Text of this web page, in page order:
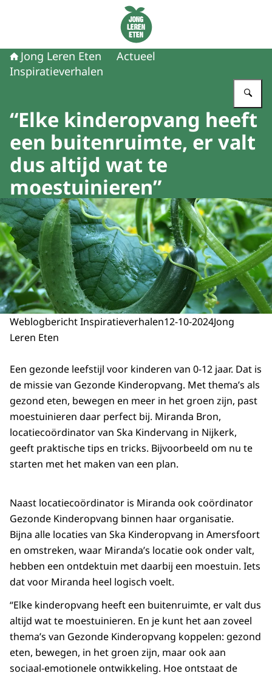
Naar de homepage van Jong Leren Eten
Jong Leren Eten
Actueel
Inspiratieverhalen
“Elke kinderopvang heeft
een buitenruimte, er valt
dus altijd wat te
moestuinieren”
Weblogbericht Inspiratieverhalen12-10-2024Jong
Leren Eten
Een gezonde leefstijl voor kinderen van 0-12 jaar. Dat is
de missie van Gezonde Kinderopvang. Met thema’s als
gezond eten, bewegen en meer in het groen zijn, past
moestuinieren daar perfect bij. Miranda Bron,
locatiecoördinator van Ska Kindervang in Nijkerk,
geeft praktische tips en tricks. Bijvoorbeeld om nu te
starten met het maken van een plan.
Naast locatiecoördinator is Miranda ook coördinator
Gezonde Kinderopvang binnen haar organisatie.
Bijna alle locaties van Ska Kinderopvang in Amersfoort
en omstreken, waar Miranda’s locatie ook onder valt,
hebben een ontdektuin met daarbij een moestuin. Iets
dat voor Miranda heel logisch voelt.
“Elke kinderopvang heeft een buitenruimte, er valt dus
altijd wat te moestuinieren. En je kunt het aan zoveel
thema’s van Gezonde Kinderopvang koppelen: gezond
eten, bewegen, in het groen zijn, maar ook aan
sociaal-emotionele ontwikkeling. Hoe ontstaat de